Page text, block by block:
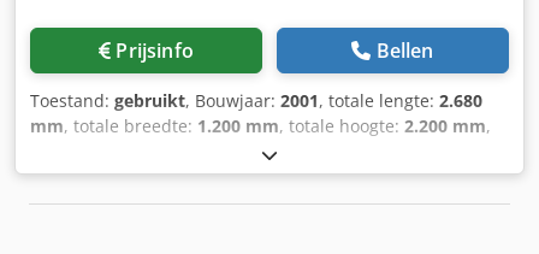
getest, zonder revisie, zonder garantie of
aansprakelijkheid.
Prijsinfo Bellen
Toestand: gebruikt, Bouwjaar: 2001, totale lengte: 2.680
mm, totale breedte: 1.200 mm, totale hoogte: 2.200 mm,
Kleur: Grijs Ledig gewicht: 950 kg Prijs: Op aanvraag
Tafelfrees machine Hofmann TFS 1200 Serie nr. 127-01204
Bouwjaar 2001 7,8kW, 16amp, 400V 45 graden